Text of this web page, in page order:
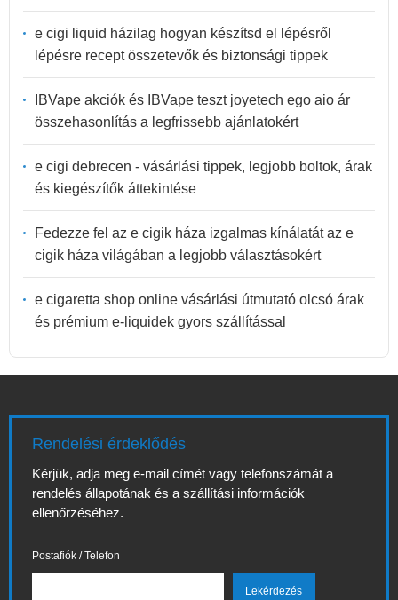
e cigi liquid házilag hogyan készítsd el lépésről
lépésre recept összetevők és biztonsági tippek
IBVape akciók és IBVape teszt joyetech ego aio ár
összehasonlítás a legfrissebb ajánlatokért
e cigi debrecen - vásárlási tippek, legjobb boltok, árak
és kiegészítők áttekintése
Fedezze fel az e cigik háza izgalmas kínálatát az e
cigik háza világában a legjobb választásokért
e cigaretta shop online vásárlási útmutató olcsó árak
és prémium e-liquidek gyors szállítással
Rendelési érdeklődés
Kérjük, adja meg e-mail címét vagy telefonszámát a
rendelés állapotának és a szállítási információk
ellenőrzéséhez.
Postafiók / Telefon